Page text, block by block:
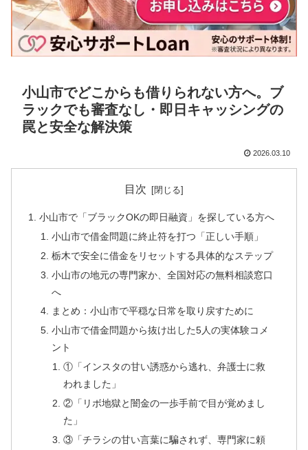
小山市でどこからも借りられない方へ。ブ
ラックでも審査なし・即日キャッシングの
罠と安全な解決策
2026.03.10
目次
小山市で「ブラックOKの即日融資」を探している方へ
小山市で借金問題に終止符を打つ「正しい手順」
栃木で安全に借金をリセットする具体的なステップ
小山市の地元の専門家か、全国対応の無料相談窓口
へ
まとめ：小山市で平穏な日常を取り戻すために
小山市で借金問題から抜け出した5人の実体験コメ
ント
①「インスタの甘い誘惑から逃れ、弁護士に救
われました」
②「リボ地獄と闇金の一歩手前で目が覚めまし
た」
③「チラシの甘い言葉に騙されず、専門家に頼